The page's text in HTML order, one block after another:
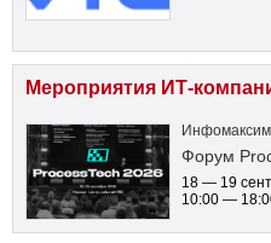
Мероприятия ИТ-
Форум
18 — 19
10:00 —